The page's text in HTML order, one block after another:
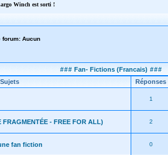
Winch est sorti !
forum: Aucun
### Fan- Fictions (Francais) ###
Sujets
Réponses
1
FRAGMENTÉE - FREE FOR ALL) 2
fan fiction 0